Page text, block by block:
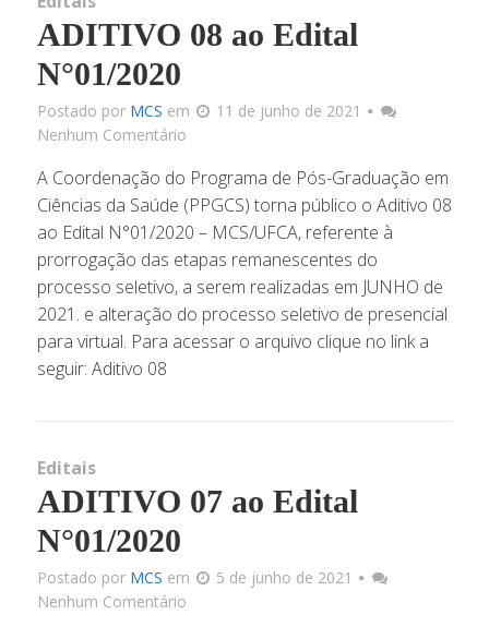
ADITIVO 08 ao Edital
N°01/2020
Postado por MCS em
11 de junho de 2021
Nenhum Comentário
A Coordenação do Programa de Pós-Graduação em
Ciências da Saúde (PPGCS) torna público o Aditivo 08
ao Edital N°01/2020 – MCS/UFCA, referente à
prorrogação das etapas remanescentes do
processo seletivo, a serem realizadas em JUNHO de
2021. e alteração do processo seletivo de presencial
para virtual. Para acessar o arquivo clique no link a
seguir: Aditivo 08
Editais
ADITIVO 07 ao Edital
N°01/2020
Postado por MCS em
5 de junho de 2021
Nenhum Comentário